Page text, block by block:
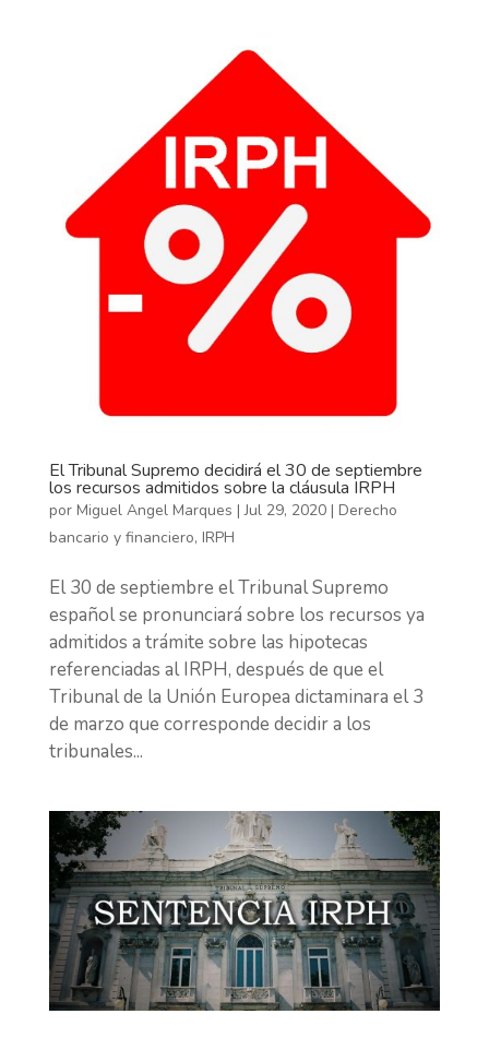
El Tribunal Supremo decidirá el 30 de septiembre
los recursos admitidos sobre la cláusula IRPH
por Miguel Angel Marques |Jul 29, 2020| Derecho
bancario y financiero, IRPH
El 30 de septiembre el Tribunal Supremo
español se pronunciará sobre los recursos ya
admitidos a trámite sobre las hipotecas
referenciadas al IRPH, después de que el
Tribunal de la Unión Europea dictaminara el 3
de marzo que corresponde decidir a los
tribunales...